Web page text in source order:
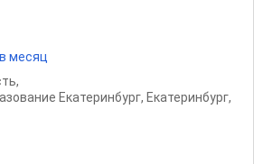
месяц
,
Екатеринбург, Екатеринбург,